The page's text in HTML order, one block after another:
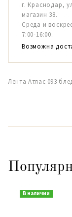
г. Краснодар,
магазин 38.
Среда и
7:00-16:00.
Возможна
Лента Атлас 093
В наличии